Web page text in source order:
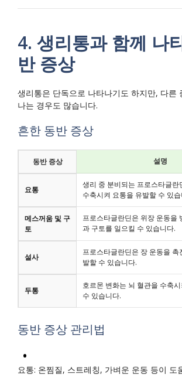
4. 생리통과 함께 나
반 증상
생리통은 단독으로 나타나기도 하지만, 다른
나는 경우도 많습니다.
흔한 동반 증상
동반 증상 설명
요통
생리 중 분비되는 프로스타글란
수축시켜 요통을 유발할 수 있
메스꺼움 및 구
토
프로스타글란딘은 위장 운동을
과 구토를 일으킬 수 있습니다.
설사
프로스타글란딘은 장 운동을 촉
발할 수 있습니다.
두통
호르몬 변화는 뇌 혈관을 수축
수 있습니다.
동반 증상 관리법
요통: 온찜질, 스트레칭, 가벼운 운동 등이 도